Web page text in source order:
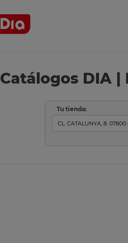
Catálogos DIA |
Tu tienda: